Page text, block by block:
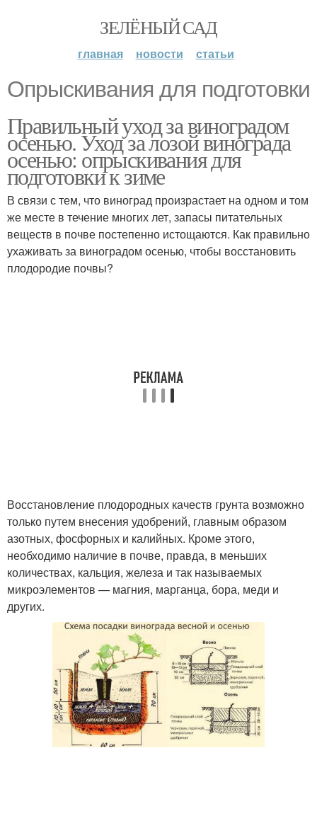
ЗЕЛЁНЫЙ САД
главная новости статьи
Опрыскивания для подготовки
Правильный уход за виноградом
осенью. Уход за лозой винограда
осенью: опрыскивания для
подготовки к зиме
В связи с тем, что виноград произрастает на одном и том
же месте в течение многих лет, запасы питательных
веществ в почве постепенно истощаются. Как правильно
ухаживать за виноградом осенью, чтобы восстановить
плодородие почвы?
Восстановление плодородных качеств грунта возможно
только путем внесения удобрений, главным образом
азотных, фосфорных и калийных. Кроме этого,
необходимо наличие в почве, правда, в меньших
количествах, кальция, железа и так называемых
микроэлементов — магния, марганца, бора, меди и
других.